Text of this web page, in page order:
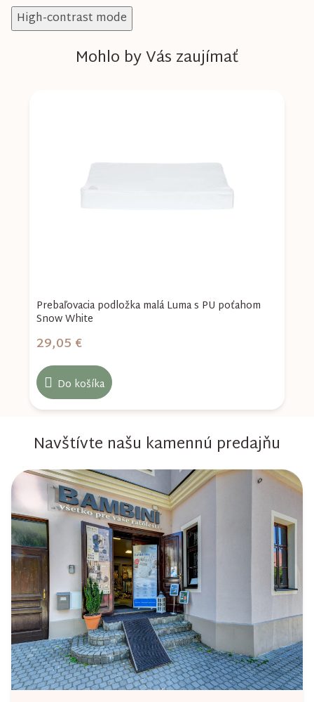
High-contrast mode
Mohlo by Vás zaujímať
Prebaľovacia podložka malá Luma s PU poťahom
Snow White
29,05 €
Do košíka
Navštívte našu kamennú predajňu